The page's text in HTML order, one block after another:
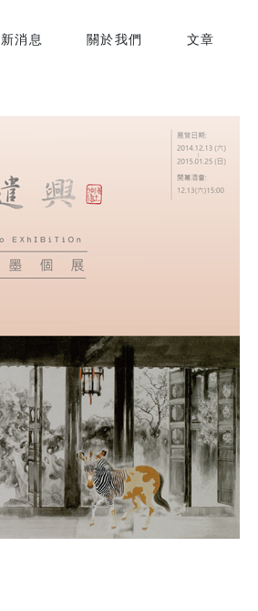
消息 關於我們 文章